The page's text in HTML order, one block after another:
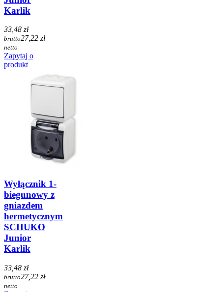
Karlik
33,48 zł
brutto27,22 zł
netto
Zapytaj o
produkt
Wyłącznik 1-
biegunowy z
gniazdem
hermetycznym
SCHUKO
Junior
Karlik
33,48 zł
brutto27,22 zł
netto